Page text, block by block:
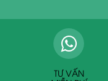
TƯ VẤN